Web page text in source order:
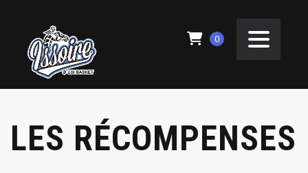
0
LES RÉCOMPENSES